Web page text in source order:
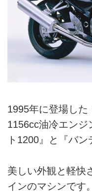
1995年に登場した
1156cc油冷エンジ
ト1200』と『バン
美しい外観と軽快
インのマシンです。